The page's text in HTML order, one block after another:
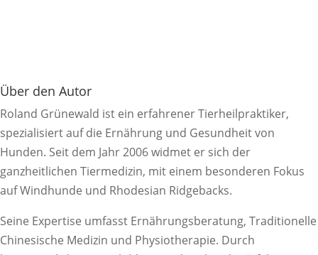
Über den Autor
Roland Grünewald ist ein erfahrener Tierheilpraktiker,
spezialisiert auf die Ernährung und Gesundheit von
Hunden. Seit dem Jahr 2006 widmet er sich der
ganzheitlichen Tiermedizin, mit einem besonderen Fokus
auf Windhunde und Rhodesian Ridgebacks.
Seine Expertise umfasst Ernährungsberatung, Traditionelle
Chinesische Medizin und Physiotherapie. Durch